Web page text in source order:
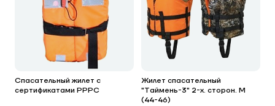
Спасательный жилет с
сертификатами РРРС
Жилет спасательный
"Таймень-3" 2-х. сторон. М
(44-46)